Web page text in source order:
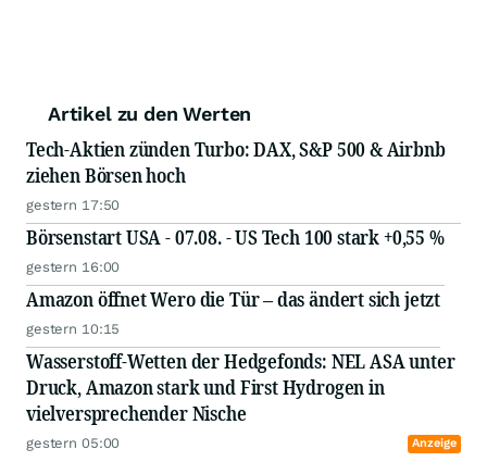
Artikel zu den Werten
Tech-Aktien zünden Turbo: DAX, S&P 500 & Airbnb
ziehen Börsen hoch
gestern 17:50
Börsenstart USA - 07.08. - US Tech 100 stark +0,55 %
gestern 16:00
Amazon öffnet Wero die Tür – das ändert sich jetzt
gestern 10:15
Wasserstoff-Wetten der Hedgefonds: NEL ASA unter
Druck, Amazon stark und First Hydrogen in
vielversprechender Nische
gestern 05:00 Anzeige